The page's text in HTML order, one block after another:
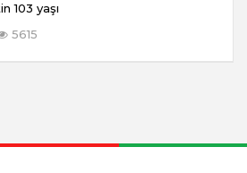
103 yaşı
5615